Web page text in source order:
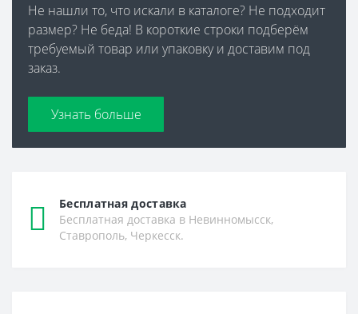
Не нашли то, что искали в каталоге? Не подходит
размер? Не беда! В короткие строки подберём
требуемый товар или упаковку и доставим под
заказ.
Узнать больше
Бесплатная доставка
Бесплатная доставка в Невинномысск,
Ставрополь, Черкесск.